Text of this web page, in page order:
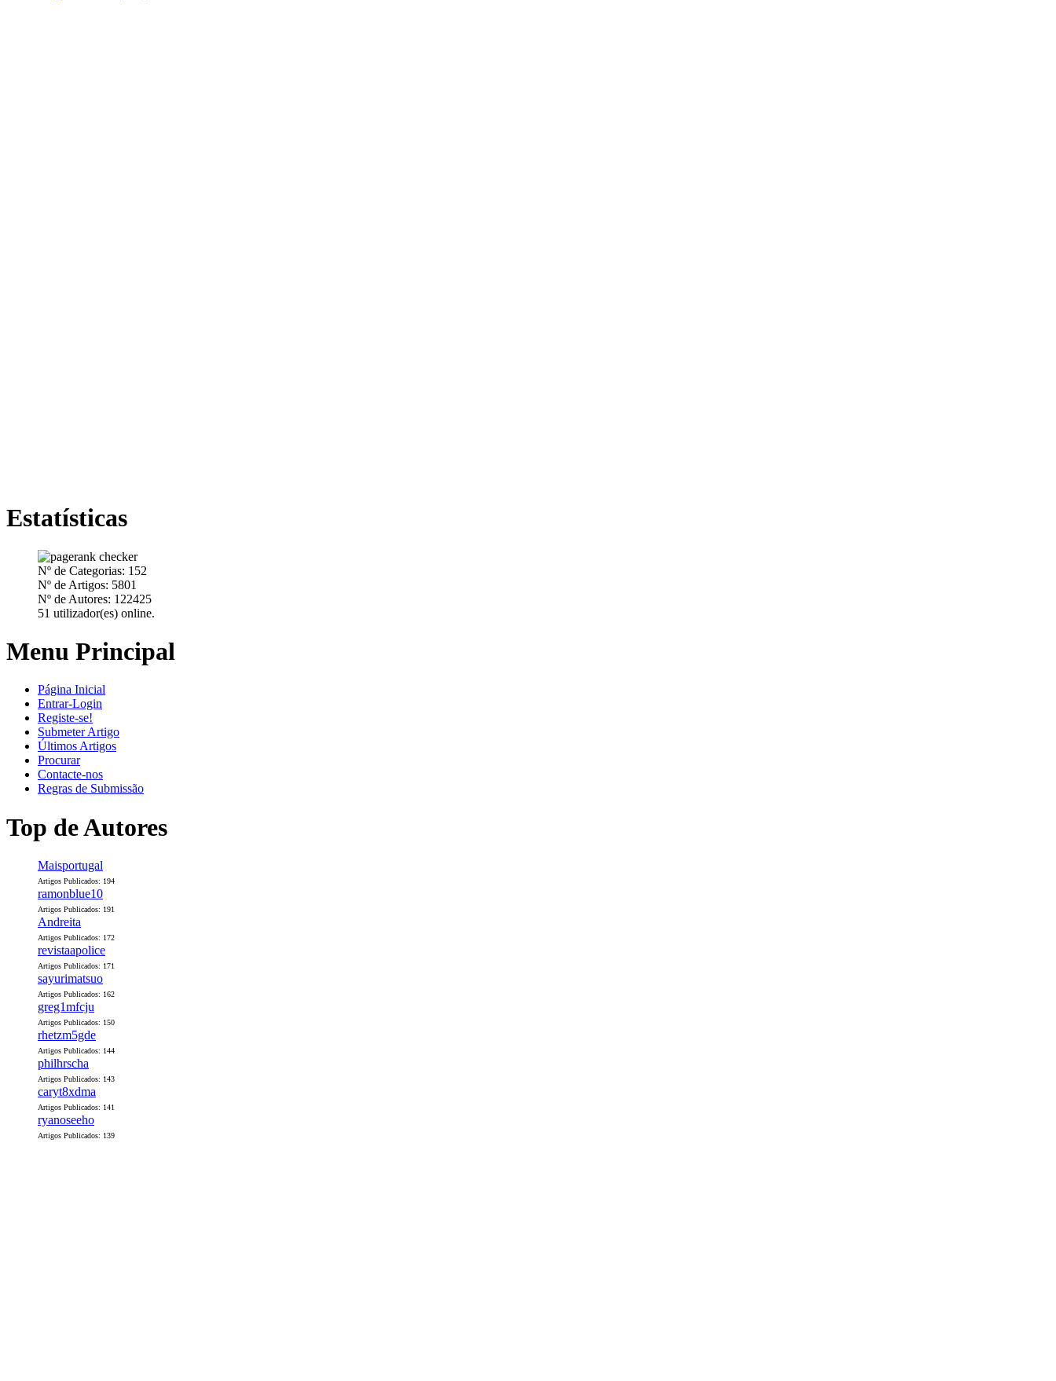
Estatísticas
Nº de Categorias: 152
Nº de Artigos: 5801
Nº de Autores: 122425
51 utilizador(es) online.
Menu Principal
Página Inicial
Entrar-Login
Registe-se!
Submeter Artigo
Últimos Artigos
Procurar
Contacte-nos
Regras de Submissão
Top de Autores
Maisportugal
Artigos Publicados: 194
ramonblue10
Artigos Publicados: 191
Andreita
Artigos Publicados: 172
revistaapolice
Artigos Publicados: 171
sayurimatsuo
Artigos Publicados: 162
greg1mfcju
Artigos Publicados: 150
rhetzm5gde
Artigos Publicados: 144
philhrscha
Artigos Publicados: 143
caryt8xdma
Artigos Publicados: 141
ryanoseeho
Artigos Publicados: 139